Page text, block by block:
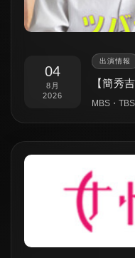
04
8月
2026
出演情報
【簡秀
MBS・